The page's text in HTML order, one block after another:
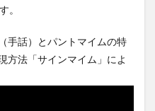
。
手話）とパントマイムの特
方法「サインマイム」によ